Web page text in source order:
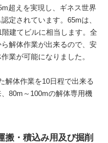
超えを実現し、ギネス世界
定されています。65mは、
階建てビルに相当します。全
解体作業が出来るので、安
業が可能になりました。
解体作業を10日程で出来る
80m～100mの解体専用機
搬・積込み用及び掘削